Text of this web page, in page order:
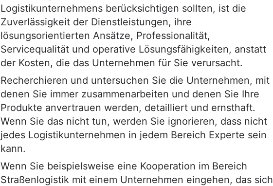
Logistikunternehmens berücksichtigen sollten, ist die
Zuverlässigkeit der Dienstleistungen, ihre
lösungsorientierten Ansätze, Professionalität,
Servicequalität und operative Lösungsfähigkeiten, anstatt
der Kosten, die das Unternehmen für Sie verursacht.
Recherchieren und untersuchen Sie die Unternehmen, mit
denen Sie immer zusammenarbeiten und denen Sie Ihre
Produkte anvertrauen werden, detailliert und ernsthaft.
Wenn Sie das nicht tun, werden Sie ignorieren, dass nicht
jedes Logistikunternehmen in jedem Bereich Experte sein
kann.
Wenn Sie beispielsweise eine Kooperation im Bereich
Straßenlogistik mit einem Unternehmen eingehen, das sich